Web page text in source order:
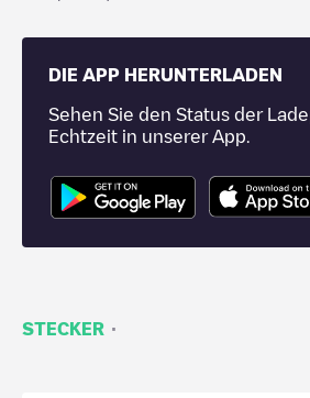
DIE APP HERUNTERLADEN
Sehen Sie den Status der
Echtzeit in unserer App.
STECKER ·